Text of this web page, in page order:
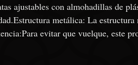
ajustables con almohadillas de
metálica: La
evitar que vuelque, este